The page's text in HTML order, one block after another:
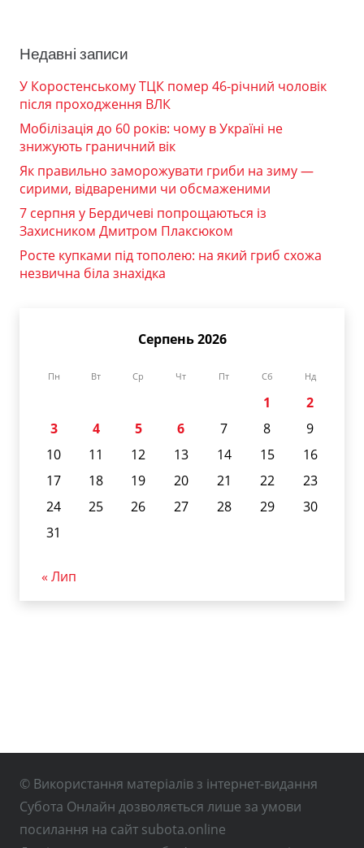
Недавні записи
У Коростенському ТЦК помер 46-річний чоловік
після проходження ВЛК
Мобілізація до 60 років: чому в Україні не
знижують граничний вік
Як правильно заморожувати гриби на зиму —
сирими, відвареними чи обсмаженими
7 серпня у Бердичеві попрощаються із
Захисником Дмитром Плаксюком
Росте купками під тополею: на який гриб схожа
незвична біла знахідка
Серпень 2026
Пн Вт Ср Чт Пт Сб Нд
1
2
3
4 5 6 7 8
9
10
11 12 13 14 15
16
17
18 19 20 21 22
23
24
25 26 27 28 29
30
31
« Лип
© Використання матеріалів з інтернет-видання
Субота Онлайн дозволяється лише за умови
посилання на сайт subota.online